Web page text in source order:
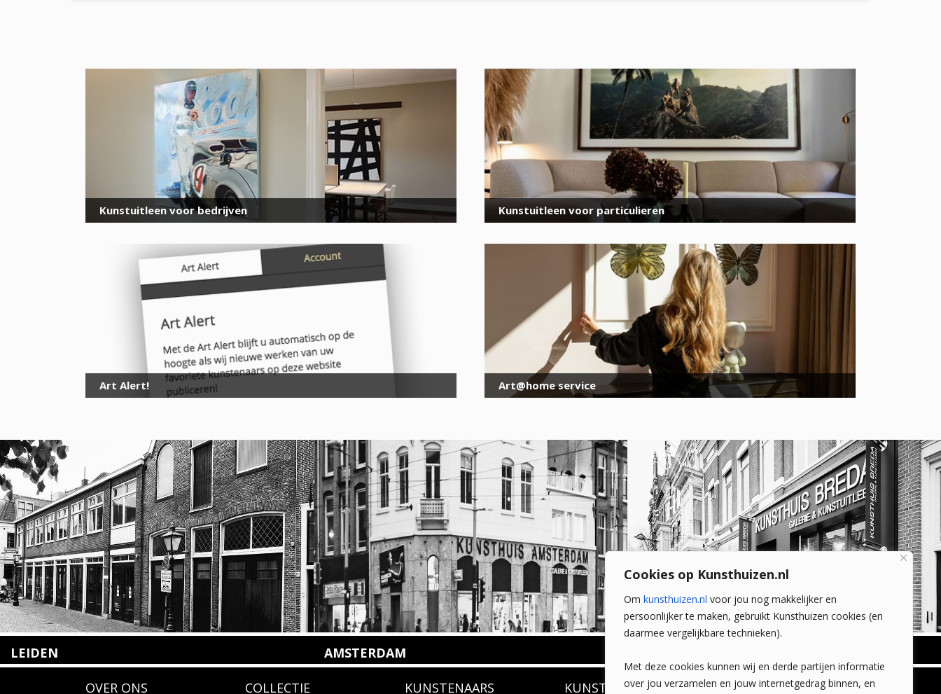
Cookies op Kunsthuizen.nl
Om kunsthuizen.nl voor jou nog makkelijker en
persoonlijker te maken, gebruikt Kunsthuizen cookies (en
daarmee vergelijkbare technieken).
Met deze cookies kunnen wij en derde partijen informatie
over jou verzamelen en jouw internetgedrag binnen, en
Kunstuitleen voor bedrijven Kunstuitleen voor particulieren
Art Alert! Art@home service
LEIDEN AMSTERDAM
1075 VX Amsterdam
Wilhelminastraat 11
4818 SB Breda
OVER ONS COLLECTIE KUNSTENAARS KUNSTUITLEEN CONTACT
voor onze nieuwsbrief
E-
mailadres